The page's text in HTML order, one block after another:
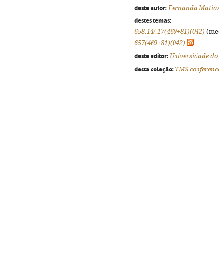
deste autor: Fernanda
destes temas:
658.14/.17(469+81)(042)
657(469+81)(042)
deste editor: Universidade
desta coleção: TMS